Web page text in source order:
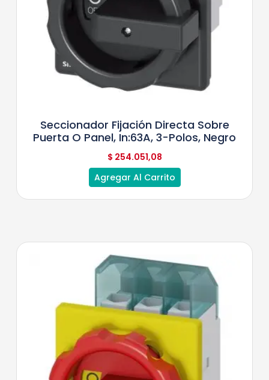
Seccionador Fijación Directa Sobre
Puerta O Panel, In:63A, 3-Polos, Negro
$ 254.051,08
Agregar Al Carrito